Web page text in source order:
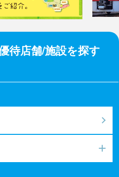
待店舗/施設を探す